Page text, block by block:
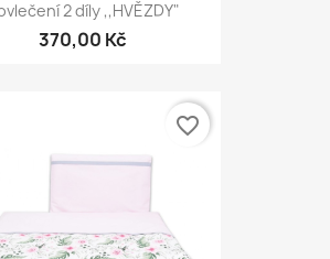
2 díly ,,HVĚZDY"
370,00 Kč
favorite_border